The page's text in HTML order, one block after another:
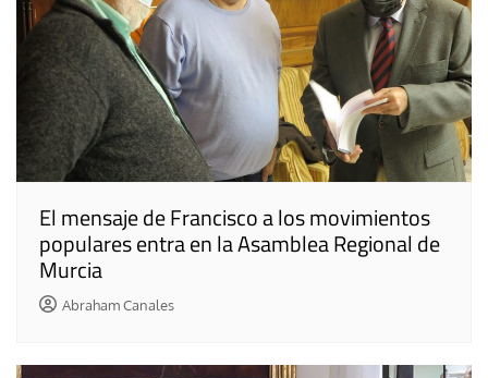
El mensaje de Francisco a los movimientos
populares entra en la Asamblea Regional de
Murcia
Abraham Canales